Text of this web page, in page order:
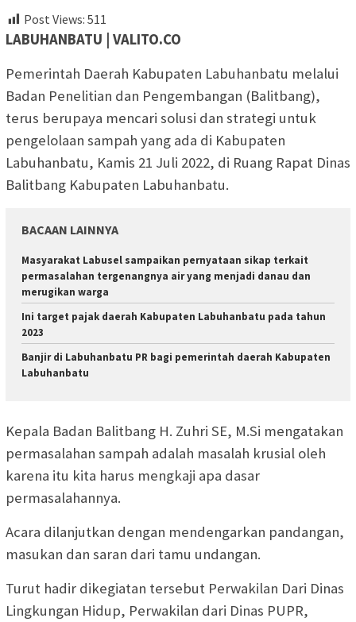
Post Views: 511
LABUHANBATU | VALITO.CO
Pemerintah Daerah Kabupaten Labuhanbatu melalui
Badan Penelitian dan Pengembangan (Balitbang),
terus berupaya mencari solusi dan strategi untuk
pengelolaan sampah yang ada di Kabupaten
Labuhanbatu, Kamis 21 Juli 2022, di Ruang Rapat Dinas
Balitbang Kabupaten Labuhanbatu.
BACAAN LAINNYA
Masyarakat Labusel sampaikan pernyataan sikap terkait
permasalahan tergenangnya air yang menjadi danau dan
merugikan warga
Ini target pajak daerah Kabupaten Labuhanbatu pada tahun
2023
Banjir di Labuhanbatu PR bagi pemerintah daerah Kabupaten
Labuhanbatu
Kepala Badan Balitbang H. Zuhri SE, M.Si mengatakan
permasalahan sampah adalah masalah krusial oleh
karena itu kita harus mengkaji apa dasar
permasalahannya.
Acara dilanjutkan dengan mendengarkan pandangan,
masukan dan saran dari tamu undangan.
Turut hadir dikegiatan tersebut Perwakilan Dari Dinas
Lingkungan Hidup, Perwakilan dari Dinas PUPR,